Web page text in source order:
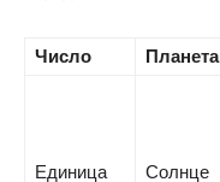
Число Планета
Единица Солнце